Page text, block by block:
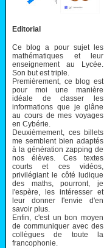
Editorial
Ce blog a pour sujet les
mathématiques et leur
enseignement au Lycée.
Son but est triple.
Premièrement, ce blog est
pour moi une manière
idéale de classer les
informations que je glâne
au cours de mes voyages
en Cybérie.
Deuxièmement, ces billets
me semblent bien adaptés
à la génération zapping de
nos élèves. Ces textes
courts et ces vidéos,
privilégiant le côté ludique
des maths, pourront, je
l'espère, les intéresser et
leur donner l'envie d'en
savoir plus.
Enfin, c'est un bon moyen
de communiquer avec des
collègues de toute la
francophonie.